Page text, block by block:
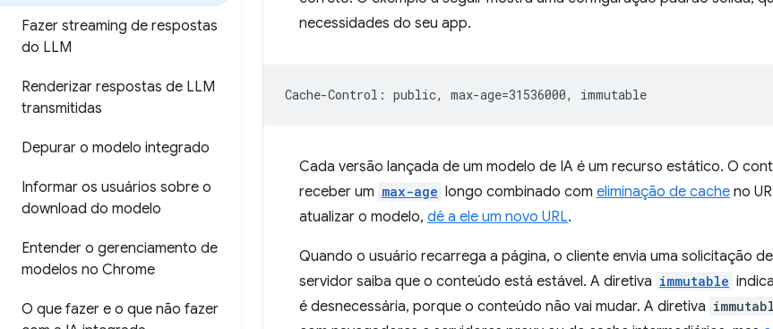
Fazer streaming de respostas
do LLM
Renderizar respostas de LLM
transmitidas
Depurar o modelo integrado
Informar os usuários sobre o
download do modelo
Entender o gerenciamento de
modelos no Chrome
O que fazer e o que não fazer
necessidades do seu app.
Cada versão lançada de um modelo de IA é um recurso estático. O
receber um max-age longo combinado com eliminação de cache no
atualizar o modelo, dê a ele um novo URL.
Quando o usuário recarrega a página, o cliente envia uma solicitação
servidor saiba que o conteúdo está estável. A diretiva immutable
é desnecessária, porque o conteúdo não vai mudar. A diretiva